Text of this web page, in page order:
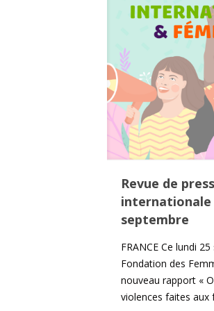
Revue de
internationale
septembre
FRANCE Ce lundi
Fondation des
nouveau rapport «
violences faites aux